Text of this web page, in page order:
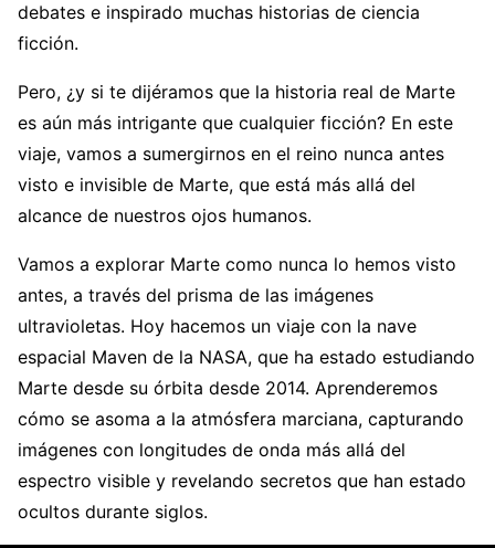
debates e inspirado muchas historias de ciencia
ficción.
Pero, ¿y si te dijéramos que la historia real de Marte
es aún más intrigante que cualquier ficción? En este
viaje, vamos a sumergirnos en el reino nunca antes
visto e invisible de Marte, que está más allá del
alcance de nuestros ojos humanos.
Vamos a explorar Marte como nunca lo hemos visto
antes, a través del prisma de las imágenes
ultravioletas. Hoy hacemos un viaje con la nave
espacial Maven de la NASA, que ha estado estudiando
Marte desde su órbita desde 2014. Aprenderemos
cómo se asoma a la atmósfera marciana, capturando
imágenes con longitudes de onda más allá del
espectro visible y revelando secretos que han estado
ocultos durante siglos.